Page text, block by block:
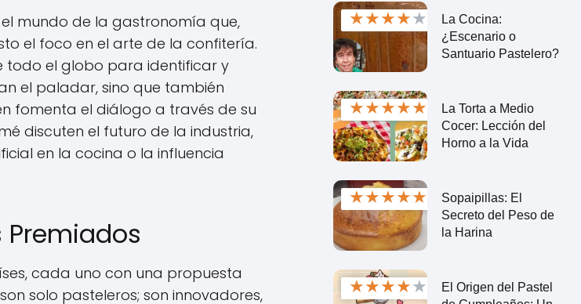
el mundo de la gastronomía que,
el foco en el arte de la confitería.
todo el globo para identificar y
el paladar, sino que también
fomenta el diálogo a través de su
discuten el futuro de la industria,
en la cocina o la influencia
Premiados
cada uno con una propuesta
solo pasteleros; son innovadores,
★★★★★
La Cocina:
¿Escenario o
Santuario Pastelero?
★★★★★
La Torta a Medio
Cocer: Lección del
Horno a la Vida
★★★★★
Sopaipillas: El
Secreto del Peso de
la Harina
★★★★★
El Origen del Pastel